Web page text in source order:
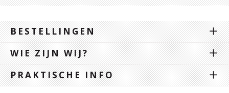
BESTELLINGEN
WIE ZIJN WIJ?
PRAKTISCHE INFO